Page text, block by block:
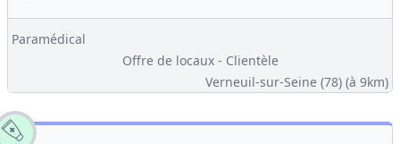
Paramédical
Offre de locaux - Clientèle
Verneuil-sur-Seine (78) (à 9km)